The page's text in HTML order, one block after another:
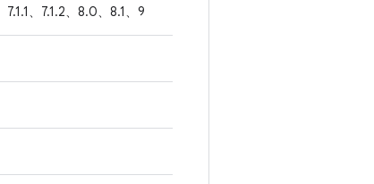
7.1.1、7.1.2、8.0、8.1、9